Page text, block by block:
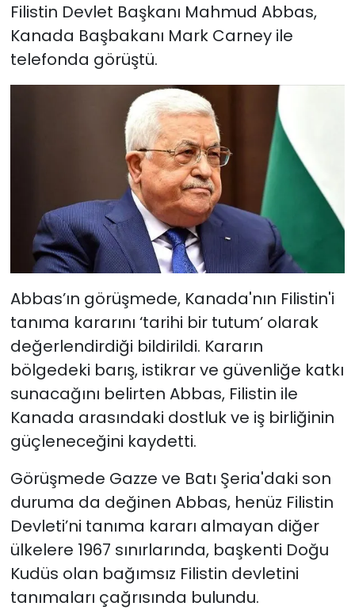
Filistin Devlet Başkanı Mahmud Abbas,
Kanada Başbakanı Mark Carney ile
telefonda görüştü.
Abbas’ın görüşmede, Kanada'nın Filistin'i
tanıma kararını ‘tarihi bir tutum’ olarak
değerlendirdiği bildirildi. Kararın
bölgedeki barış, istikrar ve güvenliğe katkı
sunacağını belirten Abbas, Filistin ile
Kanada arasındaki dostluk ve iş birliğinin
güçleneceğini kaydetti.
Görüşmede Gazze ve Batı Şeria'daki son
duruma da değinen Abbas, henüz Filistin
Devleti’ni tanıma kararı almayan diğer
ülkelere 1967 sınırlarında, başkenti Doğu
Kudüs olan bağımsız Filistin devletini
tanımaları çağrısında bulundu.